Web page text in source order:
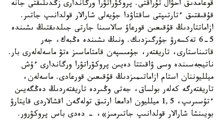
قوعامدىق احۋال تۇراقتى. پروكۋراتۋرا ورگاندارى زڭدىلىقتى جانە
قۇقىقتىق ءتارتىپتى ساقتاۋدا جۇيەلى شارالار قولدانىپ جاتىر.
ازاماتتاردىڭ قۇقىعىن قورعاۋ سالاسىنا جارتى جىلدىقتىڭ ىشىندە
5-6 تەكسەرۋ جۇرگىزدىك. ونىڭ ىشىندە ەڭبەك، جەر
قاتىناستارى، تاريفتەر، جۇمىسپەن قامتاماسىز ەتۋ ماسەلەلەرى بار.
ناتيجەسىندە وسى ۋاقىتتا دەيىن پروكۋراتۋرا ورگاندارى ءۇش
ميلليوننان استام ازاماتىمىزدىڭ قۇقىعىن قورعادى. ماسەلەن،
تاريفتەرگە كەلەر بولساق، جەتى وڭىردە تاريفتەردىڭ دەڭگەيىن
ءتۇسىرىپ، 1,5 ميلليون ادامعا ارتىق تولەگەن اقشالاردى قايتارۋ
بويىنشا شارالار قولدانىپ جاتىرمىز»، - دەدى باس پروكۋرور.